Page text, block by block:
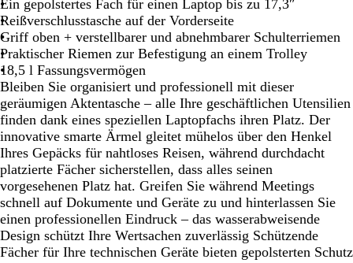
Ein gepolstertes Fach für einen Laptop bis zu 17,3″
Reißverschlusstasche auf der Vorderseite
Griff oben + verstellbarer und abnehmbarer Schulterriemen
Praktischer Riemen zur Befestigung an einem Trolley
18,5 l Fassungsvermögen
Bleiben Sie organisiert und professionell mit dieser
geräumigen Aktentasche – alle Ihre geschäftlichen Utensilien
finden dank eines speziellen Laptopfachs ihren Platz. Der
innovative smarte Ärmel gleitet mühelos über den Henkel
Ihres Gepäcks für nahtloses Reisen, während durchdacht
platzierte Fächer sicherstellen, dass alles seinen
vorgesehenen Platz hat. Greifen Sie während Meetings
schnell auf Dokumente und Geräte zu und hinterlassen Sie
einen professionellen Eindruck – das wasserabweisende
Design schützt Ihre Wertsachen zuverlässig Schützende
Fächer für Ihre technischen Geräte bieten gepolsterten Schutz